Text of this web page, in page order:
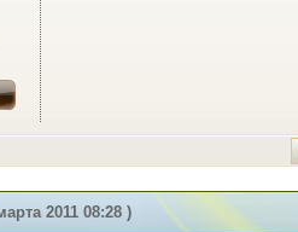
2011 08:28 )